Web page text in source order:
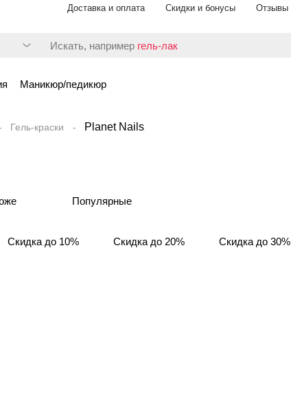
Доставка и оплата Скидки и бонусы Отзывы
Искать, например гель-лак
Маникюр/педикюр
Гель-краски Planet Nails
Популярные
Скидка до 10% Скидка до 20% Скидка до 30%